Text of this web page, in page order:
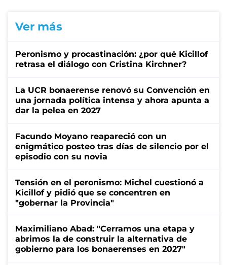
Ver más
Peronismo y procastinación: ¿por qué Kicillof
retrasa el diálogo con Cristina Kirchner?
La UCR bonaerense renovó su Convención en
una jornada política intensa y ahora apunta a
dar la pelea en 2027
Facundo Moyano reapareció con un
enigmático posteo tras días de silencio por el
episodio con su novia
Tensión en el peronismo: Michel cuestionó a
Kicillof y pidió que se concentren en
"gobernar la Provincia"
Maximiliano Abad: "Cerramos una etapa y
abrimos la de construir la alternativa de
gobierno para los bonaerenses en 2027"